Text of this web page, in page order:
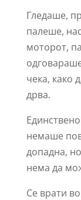
Гледаше,
палеше,
моторот,
чека, како
дрва.
немаше
допадна,
нема да
Се врати